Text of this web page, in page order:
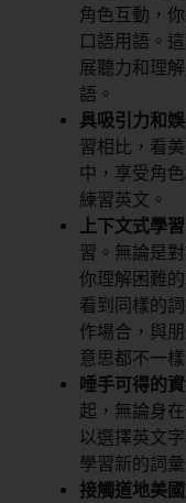
角色互動，
口語用語。
展聽力和理
語。
具吸引力和娛
習相比，看
中，享受角
練習英文。
上下文式學習
習。無論是
你理解困難
看到同樣的
作場合，與
意思都不一樣
唾手可得的資
起，無論身
以選擇英文
學習新的詞彙
接觸道地美國